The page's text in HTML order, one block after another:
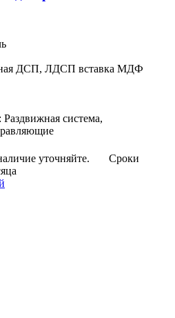
ДСП, ЛДСП вставка МДФ
: Раздвижная система,
уточняйте.
Сроки